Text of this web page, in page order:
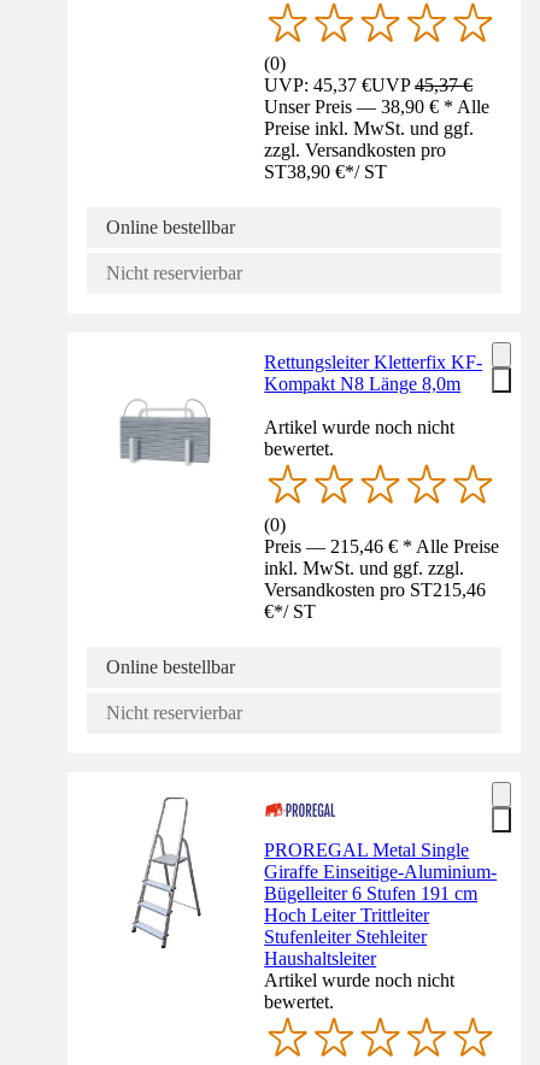
(0)
UVP: 45,37 €UVP45,37 €
Unser Preis — 38,90 € * Alle
Preise inkl. MwSt. und ggf.
zzgl. Versandkosten pro
ST38,90 €*/ ST
Online bestellbar
Nicht reservierbar
Rettungsleiter Kletterfix KF-
Kompakt N8 Länge 8,0m
Artikel wurde noch nicht
bewertet.
(0)
Preis — 215,46 € * Alle Preise
inkl. MwSt. und ggf. zzgl.
Versandkosten pro ST215,46
€*/ ST
Online bestellbar
Nicht reservierbar
PROREGAL Metal Single
Giraffe Einseitige-Aluminium-
Bügelleiter 6 Stufen 191 cm
Hoch Leiter Trittleiter
Stufenleiter Stehleiter
Haushaltsleiter
Artikel wurde noch nicht
bewertet.